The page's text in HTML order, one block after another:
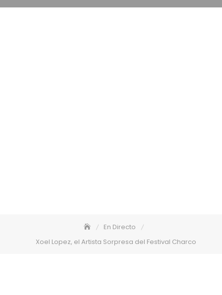
En Directo
Xoel Lopez, el Artista Sorpresa del Festival Charco